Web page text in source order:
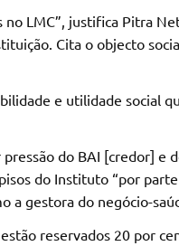
LMC”, justifica Pitra
Cita o objecto
e utilidade social
do BAI [credor] e
do Instituto “por
a gestora do negócio-
reservados 20 por